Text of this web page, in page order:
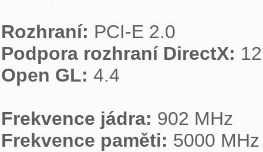
Rozhraní:
Podpora rozhraní DirectX:
Open GL: 4.4
Frekvence jádra:
Frekvence paměti: 5000 MHz